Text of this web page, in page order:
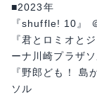
■2023年
『shuffle! 10』
『君とロミオと
ーナ川崎プラザ
『野郎ども！
ソル